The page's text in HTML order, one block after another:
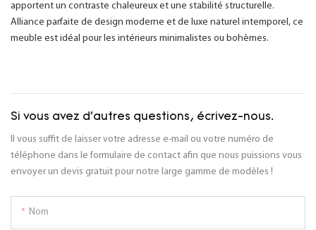
apportent un contraste chaleureux et une stabilité structurelle.
Alliance parfaite de design moderne et de luxe naturel intemporel, ce
meuble est idéal pour les intérieurs minimalistes ou bohèmes.
Si vous avez d'autres questions, écrivez-nous.
Il vous suffit de laisser votre adresse e-mail ou votre numéro de
téléphone dans le formulaire de contact afin que nous puissions vous
envoyer un devis gratuit pour notre large gamme de modèles !
Nom